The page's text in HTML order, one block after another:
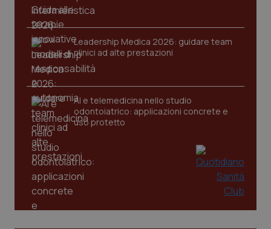
Leadership Medica 2026: guidare team
clinici ad alte prestazioni
AI e telemedicina nello studio
odontoiatrico: applicazioni concrete e
uso protetto
tracking-sites-ironfish-
session-id
mese